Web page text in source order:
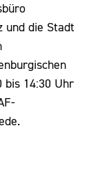
und die Stadt
bis 14:30 Uhr